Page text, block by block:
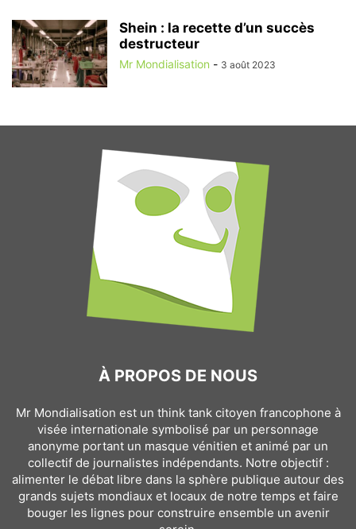
Shein : la recette d’un succès
destructeur
Mr Mondialisation - 3 août 2023
À PROPOS DE NOUS
Mr Mondialisation est un think tank citoyen francophone à
visée internationale symbolisé par un personnage
anonyme portant un masque vénitien et animé par un
collectif de journalistes indépendants. Notre objectif :
alimenter le débat libre dans la sphère publique autour des
grands sujets mondiaux et locaux de notre temps et faire
bouger les lignes pour construire ensemble un avenir